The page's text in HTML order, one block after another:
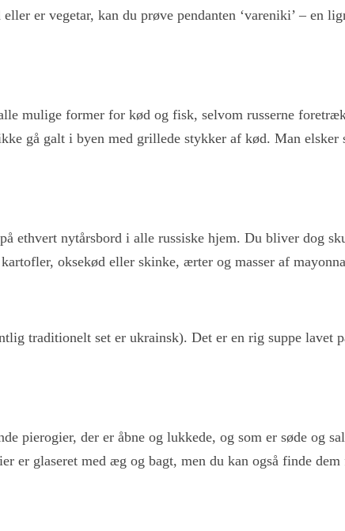
er vegetar, kan du prøve pendanten ‘vareniki’ – en
mulige former for kød og fisk, selvom russerne
gå galt i byen med grillede stykker af kød. Man elsker
ethvert nytårsbord i alle russiske hjem. Du bliver dog
oksekød eller skinke, ærter og masser af
traditionelt set er ukrainsk). Det er en rig suppe lavet
der er åbne og lukkede, og som er søde og
er glaseret med æg og bagt, men du kan også finde dem